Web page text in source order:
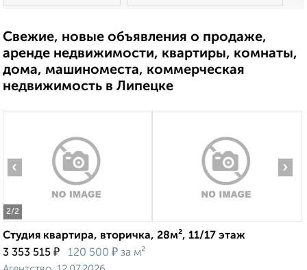
Свежие, новые объявления о продаже,
аренде недвижимости, квартиры, комнаты,
дома, машиноместа, коммерческая
недвижимость в Липецке
2/2
‹ ›
Студия квартира, вторичка, 28м², 11/17 этаж
3 353 515 ₽ 120 500 ₽ за м²